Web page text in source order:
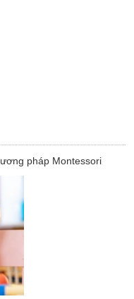
pháp Montessori